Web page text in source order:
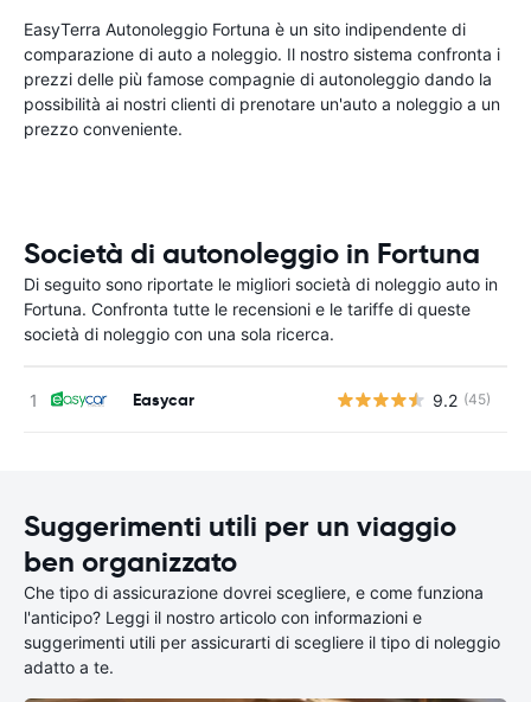
EasyTerra Autonoleggio Fortuna è un sito indipendente di
comparazione di auto a noleggio. Il nostro sistema confronta i
prezzi delle più famose compagnie di autonoleggio dando la
possibilità ai nostri clienti di prenotare un'auto a noleggio a un
prezzo conveniente.
Società di autonoleggio in Fortuna
Di seguito sono riportate le migliori società di noleggio auto in
Fortuna. Confronta tutte le recensioni e le tariffe di queste
società di noleggio con una sola ricerca.
Easycar 9.2 (45)
Suggerimenti utili per un viaggio
ben organizzato
Che tipo di assicurazione dovrei scegliere, e come funziona
l'anticipo? Leggi il nostro articolo con informazioni e
suggerimenti utili per assicurarti di scegliere il tipo di noleggio
adatto a te.